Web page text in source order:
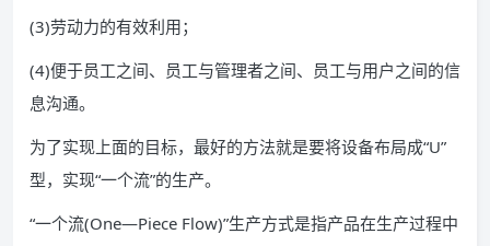
(3)劳动力的有效利用；
(4)便于员工之间、员工与管理者之间、员工与用户之间的信
息沟通。
为了实现上面的目标，最好的方法就是要将设备布局成“U”
型，实现“一个流”的生产。
“一个流(One—Piece Flow)”生产方式是指产品在生产过程中